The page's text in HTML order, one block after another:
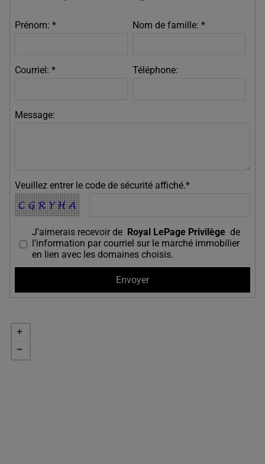
Prénom: * Nom de famille: *
Courriel: * Téléphone:
Message:
Veuillez entrer le code de sécurité affiché.*
J'aimerais recevoir de Royal LePage Privilège de
l'information par courriel sur le marché immobilier
en lien avec les domaines choisis.